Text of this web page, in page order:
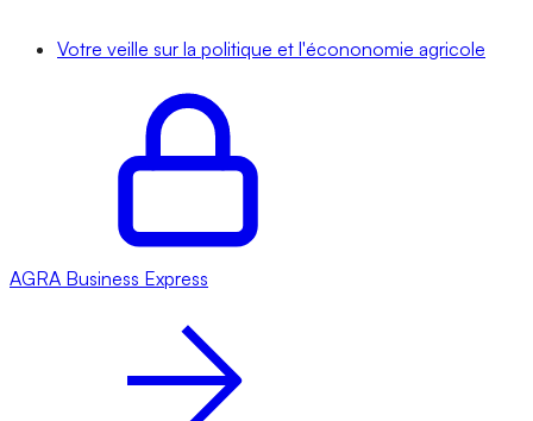
Votre veille sur la politique et l'écononomie agricole
AGRA Business Express